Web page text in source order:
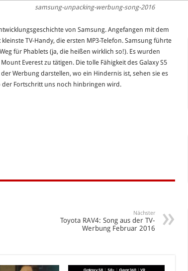
samsung-unpacking-werbung-song-2016
von Samsung. Angefangen mit dem
TV-Handy, die ersten MP3-Telefon. Samsung führte
für Phablets (ja, die heißen wirklich so!). Es wurden
Everest zu tätigen. Die tolle Fähigkeit des Galaxy S5
Werbung darstellen, wo ein Hindernis ist, sehen sie es
Fortschritt uns noch hinbringen wird.
Nächster
Toyota RAV4: Song aus der TV-
Werbung Februar 2016